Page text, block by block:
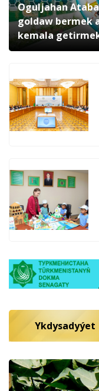
Oguljahan
goldaw bermek
kemala
Ykdysadyýet